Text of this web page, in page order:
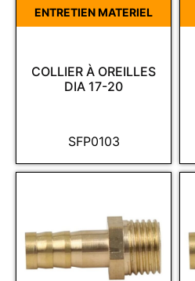
SFP0103
COLLIER À OREILLES
DIA 17-20
ENTRETIEN MATERIEL